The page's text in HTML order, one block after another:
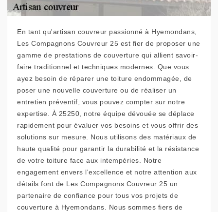
En tant qu'artisan couvreur passionné à Hyemondans,
Les Compagnons Couvreur 25 est fier de proposer une
gamme de prestations de couverture qui allient savoir-
faire traditionnel et techniques modernes. Que vous
ayez besoin de réparer une toiture endommagée, de
poser une nouvelle couverture ou de réaliser un
entretien préventif, vous pouvez compter sur notre
expertise. À 25250, notre équipe dévouée se déplace
rapidement pour évaluer vos besoins et vous offrir des
solutions sur mesure. Nous utilisons des matériaux de
haute qualité pour garantir la durabilité et la résistance
de votre toiture face aux intempéries. Notre
engagement envers l'excellence et notre attention aux
détails font de Les Compagnons Couvreur 25 un
partenaire de confiance pour tous vos projets de
couverture à Hyemondans. Nous sommes fiers de